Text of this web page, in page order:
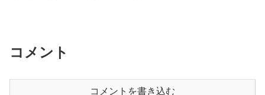
コメント
コメントを書き込む